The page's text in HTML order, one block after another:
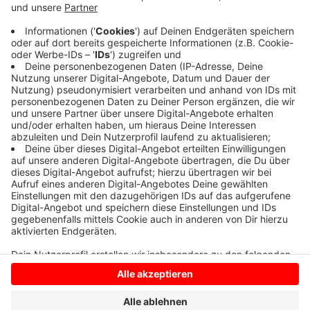
Coesfeld nicht als Papierkalender zugeschickt.
Sondern finden ihn digital, als App, im Abfallnavi der
Wirtschaftsbetriebe des Kreises Coesfeld. Wer den
Kalender doch lieber zuhause aufhängen möchte, kann
sich im Internet den Kalender herunterladen und
ausdrucken. Das gehtHIER.
Anzeige
Anzeige